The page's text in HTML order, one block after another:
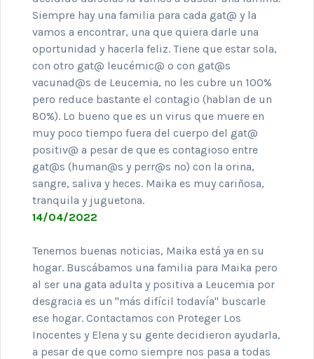
Siempre hay una familia para cada gat@ y la
vamos a encontrar, una que quiera darle una
oportunidad y hacerla feliz. Tiene que estar sola,
con otro gat@ leucémic@ o con gat@s
vacunad@s de Leucemia, no les cubre un 100%
pero reduce bastante el contagio (hablan de un
80%). Lo bueno que es un virus que muere en
muy poco tiempo fuera del cuerpo del gat@
positiv@ a pesar de que es contagioso entre
gat@s (human@s y perr@s no) con la orina,
sangre, saliva y heces. Maika es muy cariñosa,
tranquila y juguetona.
14/04/2022
Tenemos buenas noticias, Maika está ya en su
hogar. Buscábamos una familia para Maika pero
al ser una gata adulta y positiva a Leucemia por
desgracia es un "más difícil todavía" buscarle
ese hogar. Contactamos con Proteger Los
Inocentes y Elena y su gente decidieron ayudarla,
a pesar de que como siempre nos pasa a todas